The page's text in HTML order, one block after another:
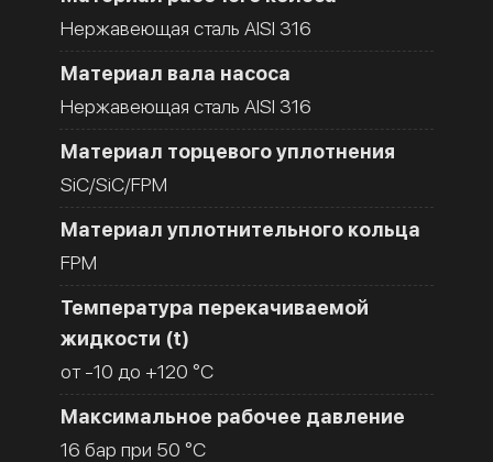
Нержавеющая сталь AISI 316
Материал вала насоса
Нержавеющая сталь AISI 316
Материал торцевого уплотнения
SiC/SiC/FPM
Материал уплотнительного кольца
FPM
Температура перекачиваемой
жидкости (t)
от -10 до +120 °C
Максимальное рабочее давление
16 бар при 50 °C